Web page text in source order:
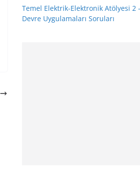
Temel Elektrik-Elektronik Atölyesi 2
Devre Uygulamaları Soruları